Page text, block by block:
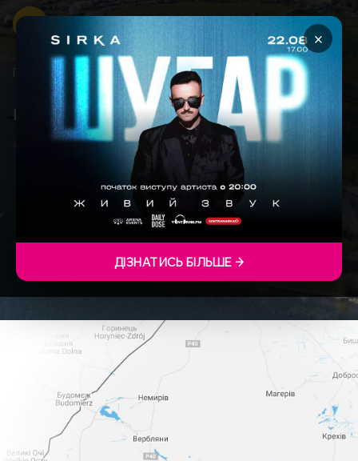
×
ДІЗНАТИСЬ БІЛЬШЕ →
Головна Контакти
КОНТАКТИ